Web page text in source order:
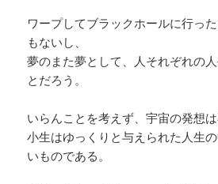
ワープしてブラックホールに行っ
もないし、
夢のまた夢として、人それぞれの
とだろう。
いらんことを考えず、宇宙の発想は
小生はゆっくりと与えられた人生
いものである。